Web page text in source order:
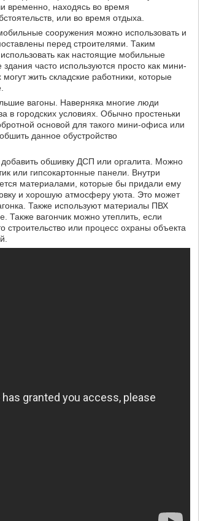
временно, находясь во время
или во время отдыха.
сооружения можно использовать и
перед строителями. Таким
как настоящие мобильные
часто используются просто как мини-
жить складские работники, которые
вагоны. Наверняка многие люди
в городских условиях. Обычно простеньки
основой для такого мини-офиса или
данное обустройство
обшивку ДСП или оргалита. Можно
или гипсокартонные панели. Внутри
материалами, которые бы придали ему
и хорошую атмосферу уюта. Это может
Также используют материалы ПВХ
Также вагончик можно утеплить, если
строительство или процесс охраны объекта